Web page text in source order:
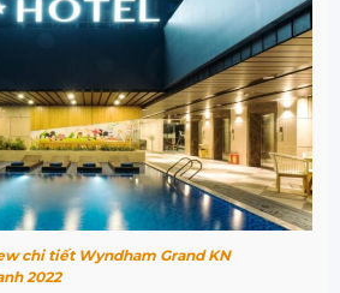
chi tiết Wyndham Grand KN
2022